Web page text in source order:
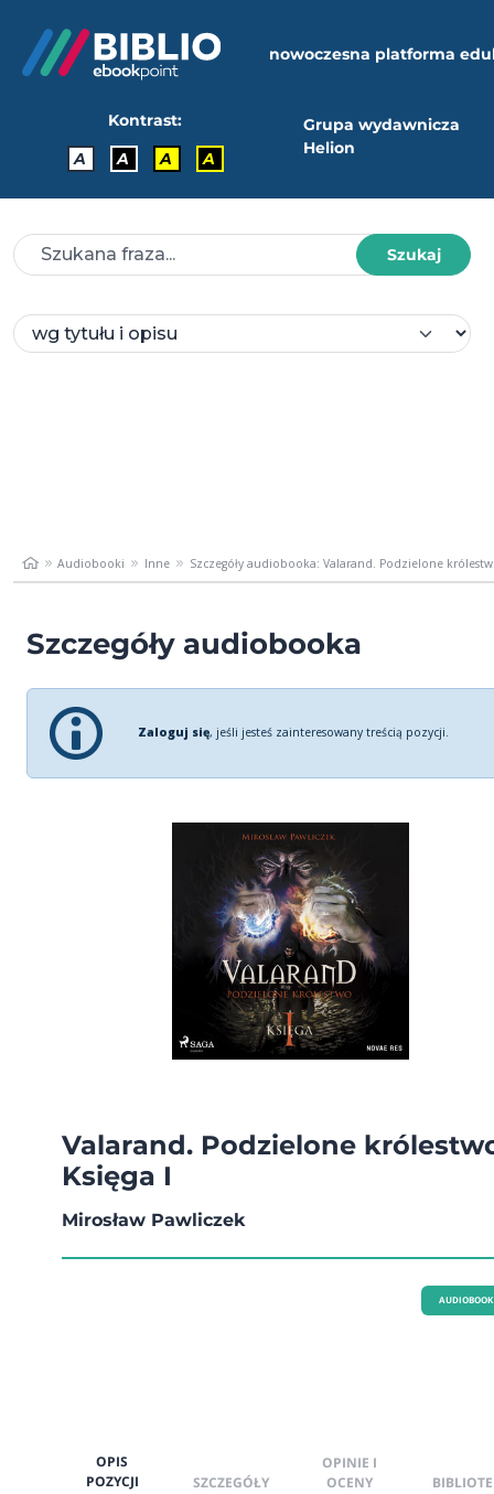
nowoczesna platforma
Kontrast:
A
A A A
Grupa wydawnicza
Helion
Szukaj
Audiobooki Inne Szczegóły audiobooka: Valarand. Podzielone
Szczegóły audiobooka
Zaloguj się, jeśli jesteś zainteresowany treścią pozycji.
Valarand. Podzielone
Księga I
Mirosław Pawliczek
AUDIOBOOK
OPIS
POZYCJI
SZCZEGÓŁY
OPINIE I
OCENY